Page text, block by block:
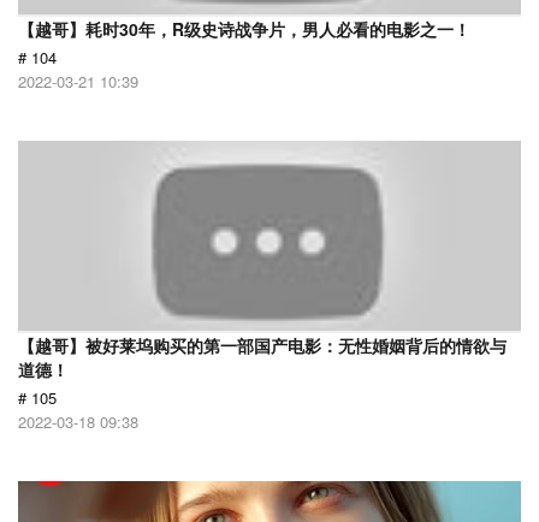
【越哥】耗时30年，R级史诗战争片，男人必看的电影之一！
# 104
2022-03-21 10:39
【越哥】被好莱坞购买的第一部国产电影：无性婚姻背后的情欲与
道德！
# 105
2022-03-18 09:38